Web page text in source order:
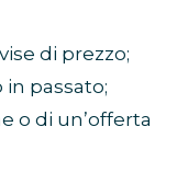
di prezzo;
passato;
o di un’offerta